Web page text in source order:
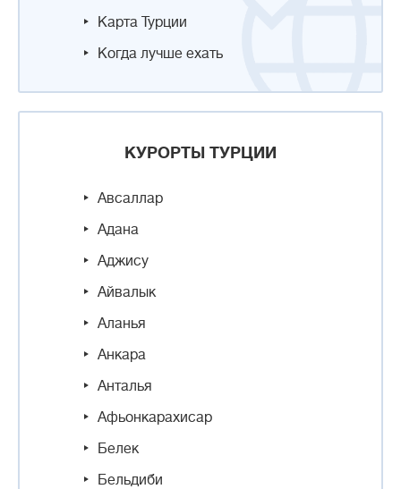
Карта Турции
Когда лучше ехать
КУРОРТЫ ТУРЦИИ
Авсаллар
Адана
Аджису
Айвалык
Аланья
Анкара
Анталья
Афьонкарахисар
Белек
Бельдиби